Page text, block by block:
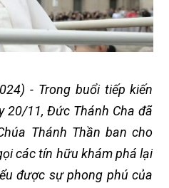
- Trong buổi tiếp kiến
20/11, Đức Thánh Cha đã
Thánh Thần ban cho
các tín hữu khám phá lại
được sự phong phú của